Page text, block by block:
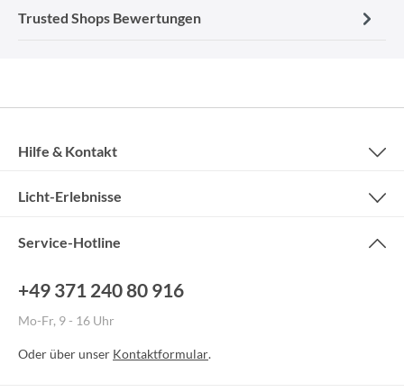
Trusted Shops Bewertungen
Service-Hotline
+49 371 240 80 916
Mo-Fr, 9 - 16 Uhr
Oder über unser Kontaktformular.
Hilfe & Kontakt
Licht-Erlebnisse